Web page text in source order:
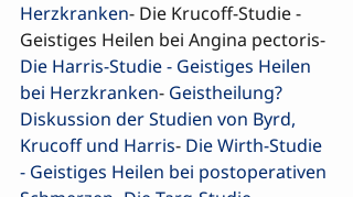
Herzkranken- Die Krucoff-Studie -
Geistiges Heilen bei Angina pectoris-
Die Harris-Studie - Geistiges Heilen
bei Herzkranken- Geistheilung?
Diskussion der Studien von Byrd,
Krucoff und Harris- Die Wirth-Studie
- Geistiges Heilen bei postoperativen